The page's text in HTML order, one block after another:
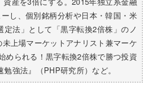
し、個別銘柄分析や日本・韓国・米
法」として「黒字転換2倍株」のノ
上場マーケットアナリスト兼マーケ
められる！黒字転換2倍株で勝つ投資
強法』（PHP研究所）など。